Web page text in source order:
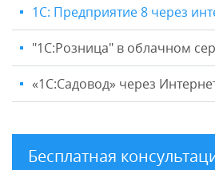
1С: Предприятие 8 через
"1C:Розница" в облачном
«1С:Садовод» через
Бесплатная